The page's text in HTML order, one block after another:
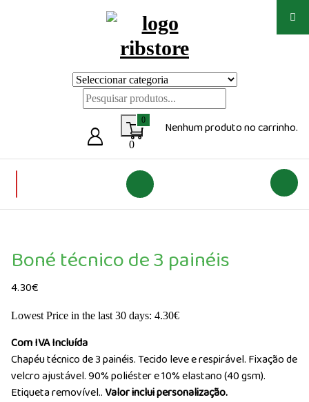
0
0
Nenhum produto no carrinho.
Boné técnico de 3 painéis
4.30€
Lowest Price in the last 30 days: 4.30€
Com IVA Incluída
Chapéu técnico de 3 painéis. Tecido leve e respirável. Fixação de
velcro ajustável. 90% poliéster e 10% elastano (40 gsm).
Etiqueta removível..Valor inclui personalização.